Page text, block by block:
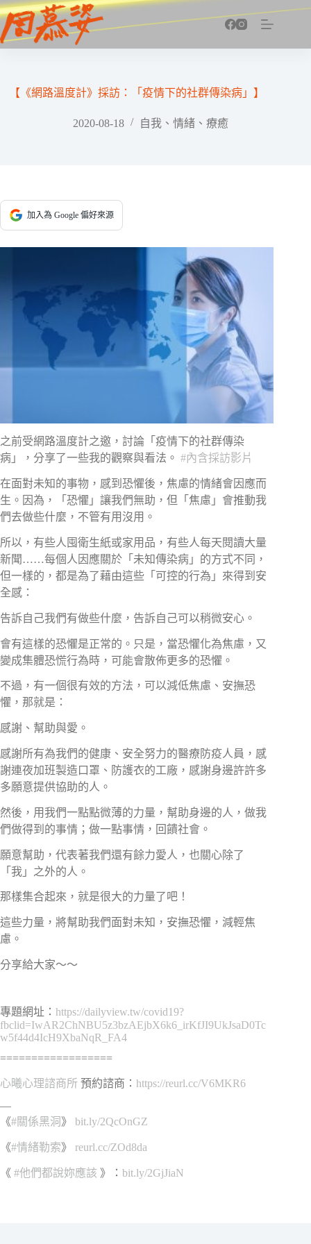
跳
至
主
【《網路溫度計》採訪：「疫情下的社群傳染病」】
2020-08-18 自我、情緒、療癒
加入為 Google 偏好來源
之前受網路溫度計之邀，討論「疫情下的社群傳染
病」，分享了一些我的觀察與看法。 #內含採訪影片
在面對未知的事物，感到恐懼後，焦慮的情緒會因應而
生。因為，「恐懼」讓我們無助，但「焦慮」會推動我
們去做些什麼，不管有用沒用。
所以，有些人囤衛生紙或家用品，有些人每天閱讀大量
新聞……每個人因應關於「未知傳染病」的方式不同，
但一樣的，都是為了藉由這些「可控的行為」來得到安
全感：
告訴自己我們有做些什麼，告訴自己可以稍微安心。
會有這樣的恐懼是正常的。只是，當恐懼化為焦慮，又
變成集體恐慌行為時，可能會散佈更多的恐懼。
不過，有一個很有效的方法，可以減低焦慮、安撫恐
懼，那就是：
感謝、幫助與愛。
感謝所有為我們的健康、安全努力的醫療防疫人員，感
謝連夜加班製造口罩、防護衣的工廠，感謝身邊許許多
多願意提供協助的人。
然後，用我們一點點微薄的力量，幫助身邊的人，做我
們做得到的事情；做一點事情，回饋社會。
願意幫助，代表著我們還有餘力愛人，也關心除了
「我」之外的人。
那樣集合起來，就是很大的力量了吧！
這些力量，將幫助我們面對未知，安撫恐懼，減輕焦
慮。
分享給大家～～
專題網址： https://dailyview.tw/covid19?
fbclid=IwAR2ChNBU5z3bzAEjbX6k6_irKfJI9UkJsaD0Tc
w5f44d4IcH9XbaNqR_FA4
==================
心曦心理諮商所 預約諮商： https://reurl.cc/V6MKR6
—
《#關係黑洞 》 bit.ly/2QcOnGZ
《#情緒勒索》 reurl.cc/ZOd8da
《 #他們都說妳應該 》： bit.ly/2GjJiaN